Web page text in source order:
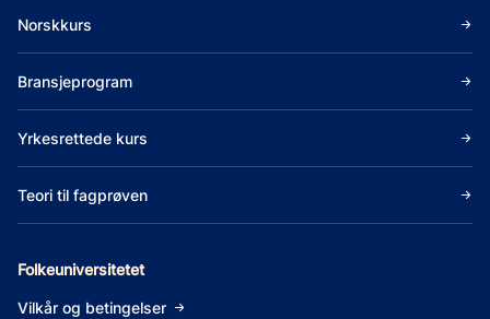
Norskkurs
Bransjeprogram
Yrkesrettede kurs
Teori til fagprøven
Folkeuniversitetet
Vilkår og betingelser